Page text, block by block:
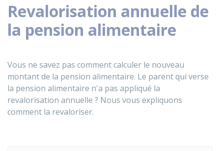
Revalorisation annuelle de
la pension alimentaire
Vous ne savez pas comment calculer le nouveau
montant de la pension alimentaire. Le parent qui verse
la pension alimentaire n'a pas appliqué la
revalorisation annuelle ? Nous vous expliquons
comment la revaloriser.